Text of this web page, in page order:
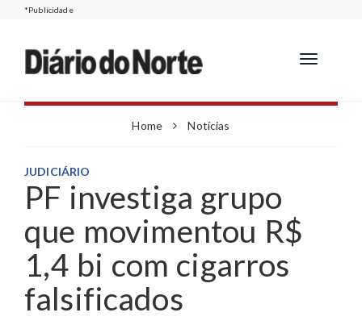
*Publicidade
Toggle
Home Notícias
JUDICIÁRIO
PF investiga grupo
que movimentou R$
1,4 bi com cigarros
falsificados